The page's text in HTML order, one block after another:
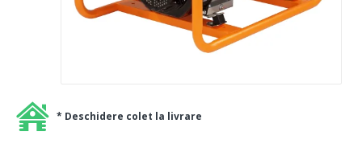
* Deschidere colet la livrare